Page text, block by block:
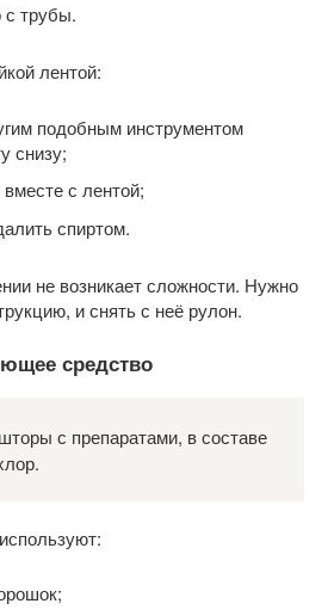
с трубы.
лентой:
подобным инструментом
снизу;
с лентой;
спиртом.
не возникает сложности. Нужно
и снять с неё рулон.
средство
с препаратами, в составе